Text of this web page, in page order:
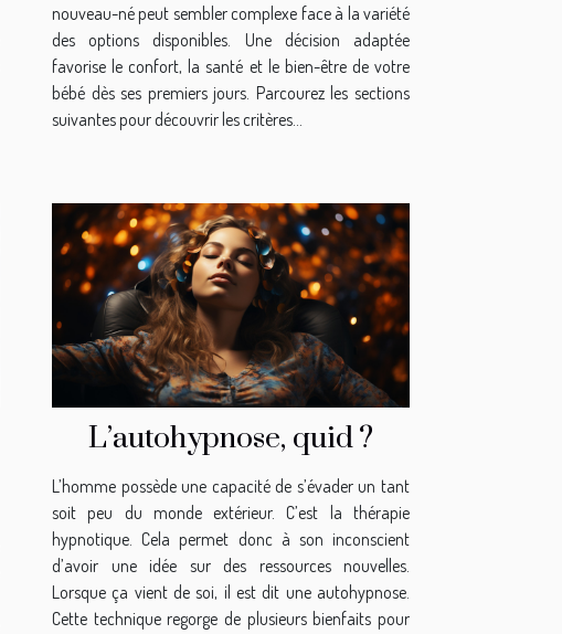
nouveau-né peut sembler complexe face à la variété
des options disponibles. Une décision adaptée
favorise le confort, la santé et le bien-être de votre
bébé dès ses premiers jours. Parcourez les sections
suivantes pour découvrir les critères...
L’autohypnose, quid ?
L’homme possède une capacité de s’évader un tant
soit peu du monde extérieur. C’est la thérapie
hypnotique. Cela permet donc à son inconscient
d’avoir une idée sur des ressources nouvelles.
Lorsque ça vient de soi, il est dit une autohypnose.
Cette technique regorge de plusieurs bienfaits pour